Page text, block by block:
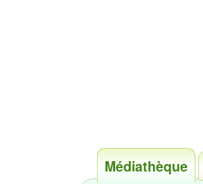
Médiathèque